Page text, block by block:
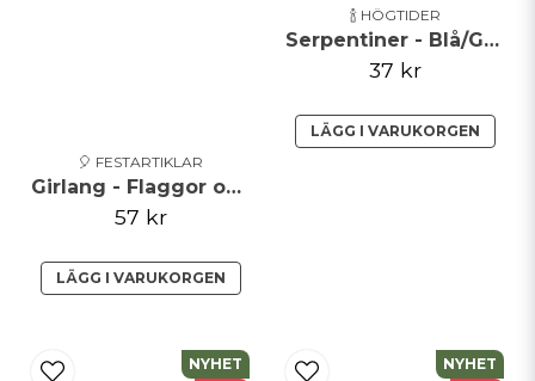
🎈 FESTARTIKLAR
Girlang - Flaggor och Champagneglas
57 kr
LÄGG I VARUKORGEN
🍾 HÖGTIDER
Serpentiner - Blå/Gul - 2-pack
37 kr
LÄGG I VARUKORGEN
NYHET
NYHET